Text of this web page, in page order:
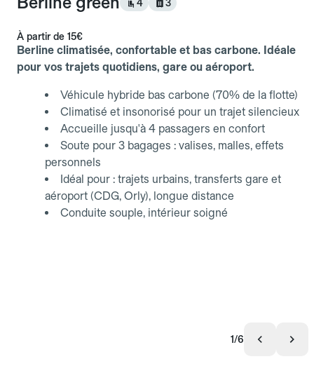
4 3
À partir de 15€
Berline climatisée, confortable et bas carbone. Idéale
pour vos trajets quotidiens, gare ou aéroport.
Véhicule hybride bas carbone (70% de la flotte)
Climatisé et insonorisé pour un trajet silencieux
Accueille jusqu'à 4 passagers en confort
Soute pour 3 bagages : valises, malles, effets
personnels
Idéal pour : trajets urbains, transferts gare et
aéroport (CDG, Orly), longue distance
Conduite souple, intérieur soigné
1/6